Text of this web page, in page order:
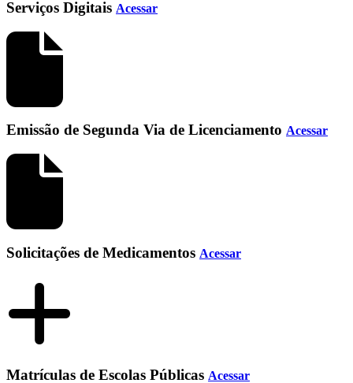
Serviços Digitais Acessar
Emissão de Segunda Via de Licenciamento Acessar
Solicitações de Medicamentos Acessar
Matrículas de Escolas Públicas Acessar